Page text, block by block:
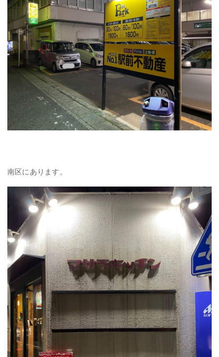
南区にあります。